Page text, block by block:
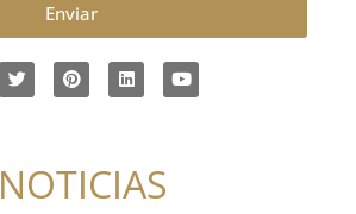
Enviar
NOTICIAS